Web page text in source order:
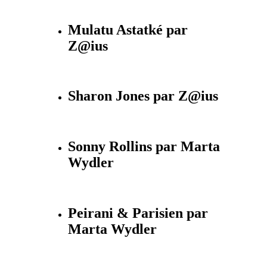
Mulatu Astatké par
Z@ius
Sharon Jones par Z@ius
Sonny Rollins par Marta
Wydler
Peirani & Parisien par
Marta Wydler